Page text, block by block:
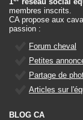
membres inscrits.
CA propose aux
passion :
Forum cheval
Petites
Partage de
Articles sur
BLOG CA